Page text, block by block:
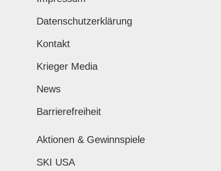
Datenschutzerklärung
Kontakt
Krieger Media
News
Barrierefreiheit
Aktionen & Gewinnspiele
SKI USA